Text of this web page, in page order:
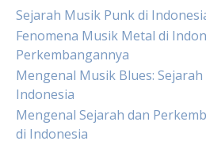
Sejarah Musik Punk di
Fenomena Musik Metal di
Perkembangannya
Mengenal Musik Blues:
Indonesia
Mengenal Sejarah dan
di Indonesia